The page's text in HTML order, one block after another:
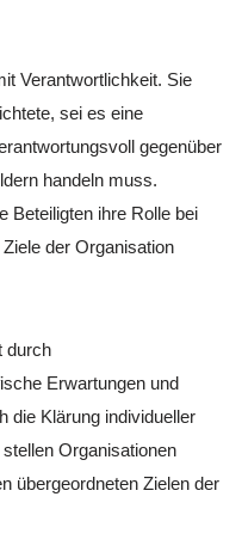
Verantwortlichkeit. Sie
sei es eine
gegenüber
handeln muss.
Beteiligten ihre Rolle bei
der Organisation
durch
Erwartungen und
die Klärung individueller
Organisationen
übergeordneten Zielen der